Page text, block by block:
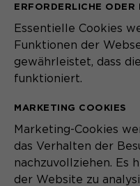
ERFORDERLICHE ODER
Essentielle Cookies
Funktionen der
gewährleistet, dass
funktioniert.
MARKETING COOKIES
Marketing-Cookies
das Verhalten der
nachzuvollziehen. Es
der Website zu